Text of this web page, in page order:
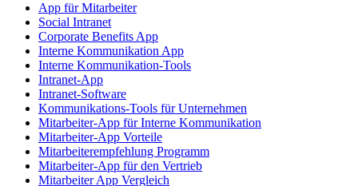
App für Mitarbeiter
Social Intranet
Corporate Benefits App
Interne Kommunikation App
Interne Kommunikation-Tools
Intranet-App
Intranet-Software
Kommunikations-Tools für Unternehmen
Mitarbeiter-App für Interne Kommunikation
Mitarbeiter-App Vorteile
Mitarbeiterempfehlung Programm
Mitarbeiter-App für den Vertrieb
Mitarbeiter App Vergleich